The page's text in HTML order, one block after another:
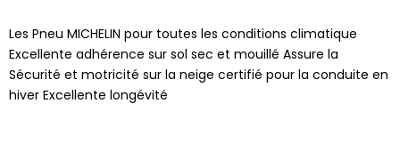
Les Pneu MICHELIN pour toutes les conditions climatique
Excellente adhérence sur sol sec et mouillé Assure la
Sécurité et motricité sur la neige certifié pour la conduite en
hiver Excellente longévité